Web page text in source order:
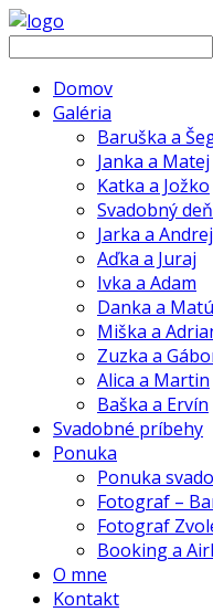
Domov
Galéria
Baruška a
Janka a Matej
Katka a Jožko
Svadobný
Jarka a Andrej
Aďka a Juraj
Ivka a Adam
Danka a
Miška a
Zuzka a
Alica a Martin
Baška a Ervín
Svadobné príbehy
Ponuka
Ponuka
Fotograf –
Fotograf
Booking a
O mne
Kontakt